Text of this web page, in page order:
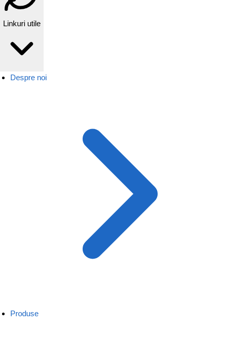
Linkuri utile
Despre noi
Produse